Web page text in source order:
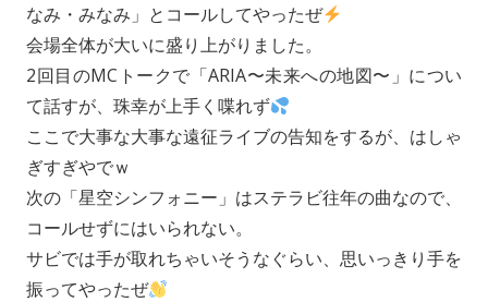
なみ・みなみ」とコールしてやったぜ
会場全体が大いに盛り上がりました。
2回目のMCトークで「ARIA〜未来への地図〜」につい
て話すが、珠幸が上手く喋れず
ここで大事な大事な遠征ライブの告知をするが、はしゃ
ぎすぎやでｗ
次の「星空シンフォニー」はステラビ往年の曲なので、
コールせずにはいられない。
サビでは手が取れちゃいそうなぐらい、思いっきり手を
振ってやったぜ